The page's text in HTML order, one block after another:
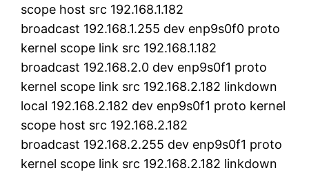
scope host src 192.168.1.182
broadcast 192.168.1.255 dev enp9s0f0 proto
kernel scope link src 192.168.1.182
broadcast 192.168.2.0 dev enp9s0f1 proto
kernel scope link src 192.168.2.182 linkdown
local 192.168.2.182 dev enp9s0f1 proto kernel
scope host src 192.168.2.182
broadcast 192.168.2.255 dev enp9s0f1 proto
kernel scope link src 192.168.2.182 linkdown